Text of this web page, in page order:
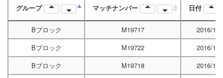
グループ マッチナンバー 日付
Bブロック M19717
2016/12/
Bブロック
M19722
2016/12/
Bブロック
M19718
2016/12/